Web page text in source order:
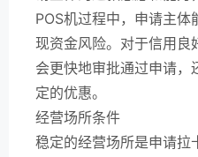
POS机过程中，申请主
现资金风险。对于信用良
会更快地审批通过申请，
定的优惠。
经营场所条件
稳定的经营场所是申请拉